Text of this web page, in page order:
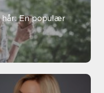
hår: En populær